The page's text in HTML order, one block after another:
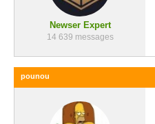
Newser Expert
14 639 messages
pounou